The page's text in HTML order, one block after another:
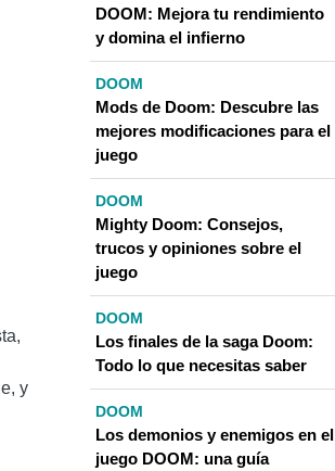
y
DOOM: Mejora tu rendimiento
y domina el infierno
DOOM
Mods de Doom: Descubre las
mejores modificaciones para el
juego
DOOM
Mighty Doom: Consejos,
trucos y opiniones sobre el
juego
DOOM
Los finales de la saga Doom:
Todo lo que necesitas saber
DOOM
Los demonios y enemigos en el
juego DOOM: una guía